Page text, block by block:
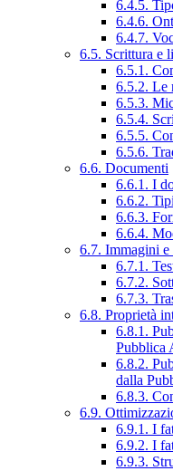
6.4.5.
6.4.6.
6.4.7.
6.5. Scrittura e
6.5.1.
6.5.2. Le
6.5.3.
6.5.4.
6.5.5.
6.5.6.
6.6. Documenti
6.6.1. I
6.6.2.
6.6.3.
6.6.4.
6.7. Immagini e
6.7.1.
6.7.2.
6.7.3.
6.8. Proprietà
6.8.1.
Pubblica
6.8.2.
dalla
6.8.3.
6.9.
6.9.1. I
6.9.2. I
6.9.3.